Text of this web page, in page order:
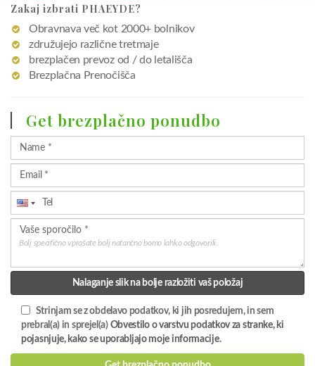
Zakaj izbrati PHAEYDE?
Obravnava več kot 2000+ bolnikov
združujejo različne tretmaje
brezplačen prevoz od / do letališča
Brezplačna Prenočišča
Get brezplačno ponudbo
Bolj specifično vprašate bolj natančno bomo lahko odgovorili.
Nalaganje slik na bolje razložiti vaš položaj
Strinjam se z obdelavo podatkov, ki jih posredujem, in sem
prebral(a) in sprejel(a) Obvestilo o varstvu podatkov za stranke, ki
pojasnjuje, kako se uporabljajo moje informacije.